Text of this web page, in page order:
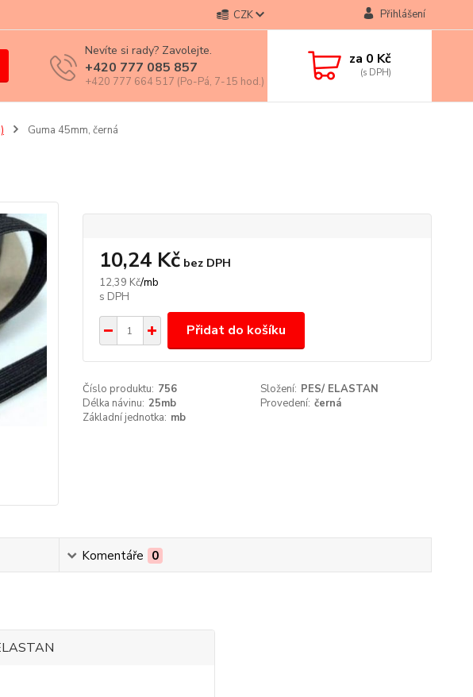
CZK Přihlášení
Nevíte si rady? Zavolejte.
+420 777 085 857
+420 777 664 517 (Po-Pá, 7-15 hod.)
za 0 Kč
Guma 45mm, černá
12,39 Kč/mb
10,24 Kč bez DPH
Přidat do košíku
Číslo produktu: 756 Složení: PES/ ELASTAN
Délka návinu: 25mb Provedení: černá
Základní jednotka: mb
Komentáře 0